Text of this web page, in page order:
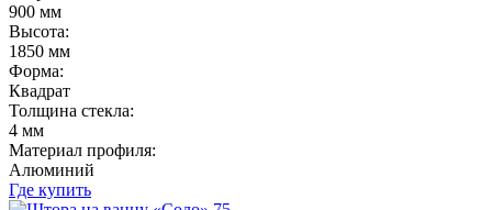
900 мм
Высота:
1850 мм
Форма:
Квадрат
Толщина стекла:
4 мм
Материал профиля:
Алюминий
Где купить